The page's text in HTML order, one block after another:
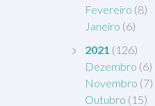
Fevereiro (8)
Janeiro (6)
2021 (126)
Dezembro (6)
Novembro (7)
Outubro (15)